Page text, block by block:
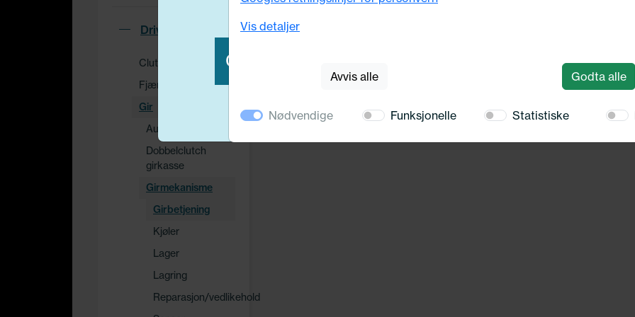
Drivverk
Clutch
Fjæring / demping
Gir
Automatgir
Dobbelclutch
girkasse
Girmekanisme
Girbetjening
Kjøler
Lager
Lagring
Reparasjon/vedlikehold
Varenummer: 8140 29741
Mer produktinfo
OK - takk for info!
Vis detaljer
Avvis alle Godta alle
Nødvendige Funksjonelle Statistiske